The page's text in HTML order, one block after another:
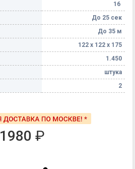
16
До 25 сек
До 35 м
122 х 122 х 175
1.450
штука
2
1980 ₽